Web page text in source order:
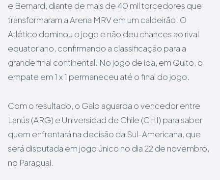
e Bernard, diante de mais de 40 mil torcedores que
transformaram a Arena MRV em um caldeirão. O
Atlético dominou o jogo e não deu chances ao rival
equatoriano, confirmando a classificação para a
grande final continental. No jogo de ida, em Quito, o
empate em 1 x 1 permaneceu até o final do jogo.
Com o resultado, o Galo aguarda o vencedor entre
Lanús (ARG) e Universidad de Chile (CHI) para saber
quem enfrentará na decisão da Sul-Americana, que
será disputada em jogo único no dia 22 de novembro,
no Paraguai.